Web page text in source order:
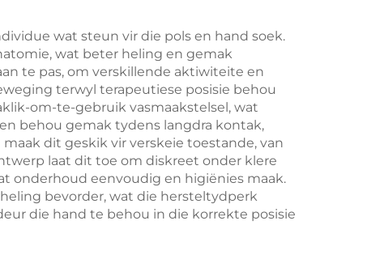
wat steun vir die pols en hand soek.
wat beter heling en gemak
te pas, om verskillende aktiwiteite en
terwyl terapeutiese posisie behou
om-te-gebruik vasmaakstelsel, wat
behou gemak tydens langdra kontak,
dit geskik vir verskeie toestande, van
laat dit toe om diskreet onder klere
onderhoud eenvoudig en higiënies maak.
bevorder, wat die hersteltydperk
die hand te behou in die korrekte posisie